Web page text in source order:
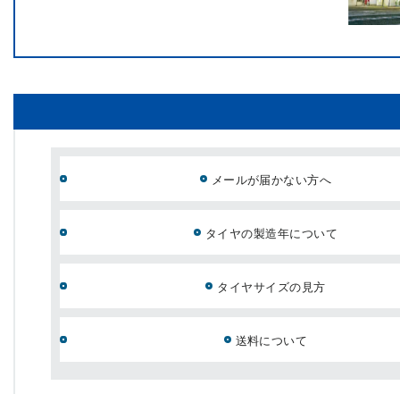
メールが届かない方へ
タイヤの製造年について
タイヤサイズの見方
送料について